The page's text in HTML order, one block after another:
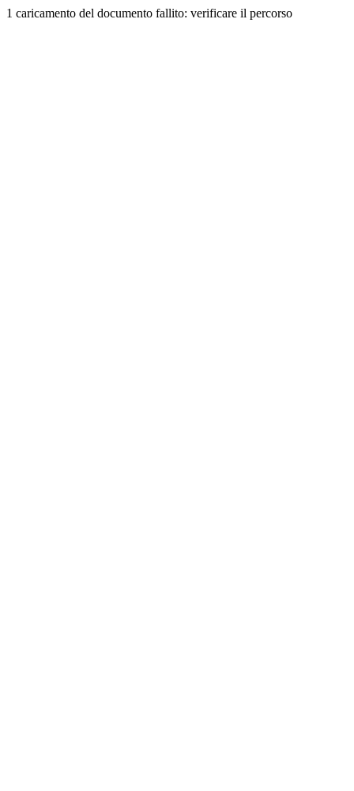
1 caricamento del documento fallito: verificare il percorso